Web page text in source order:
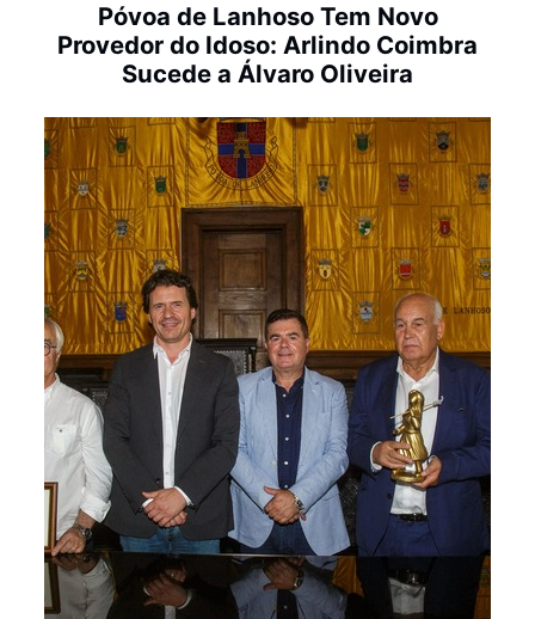
Póvoa de Lanhoso Tem Novo
Provedor do Idoso: Arlindo Coimbra
Sucede a Álvaro Oliveira